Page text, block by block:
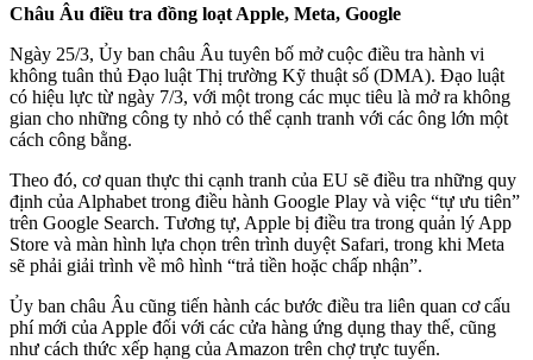
Châu Âu điều tra đồng loạt Apple, Meta, Google
Ngày 25/3, Ủy ban châu Âu tuyên bố mở cuộc điều tra hành vi
không tuân thủ Đạo luật Thị trường Kỹ thuật số (DMA). Đạo luật
có hiệu lực từ ngày 7/3, với một trong các mục tiêu là mở ra không
gian cho những công ty nhỏ có thể cạnh tranh với các ông lớn một
cách công bằng.
Theo đó, cơ quan thực thi cạnh tranh của EU sẽ điều tra những quy
định của Alphabet trong điều hành Google Play và việc “tự ưu tiên”
trên Google Search. Tương tự, Apple bị điều tra trong quản lý App
Store và màn hình lựa chọn trên trình duyệt Safari, trong khi Meta
sẽ phải giải trình về mô hình “trả tiền hoặc chấp nhận”.
Ủy ban châu Âu cũng tiến hành các bước điều tra liên quan cơ cấu
phí mới của Apple đối với các cửa hàng ứng dụng thay thế, cũng
như cách thức xếp hạng của Amazon trên chợ trực tuyến.